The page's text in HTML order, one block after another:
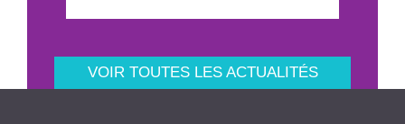
VOIR TOUTES LES ACTUALITÉS